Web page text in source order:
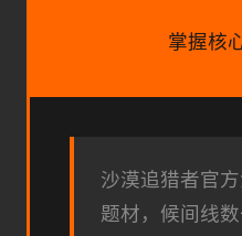
掌握核
沙漠追猎者官
题材，候间线数